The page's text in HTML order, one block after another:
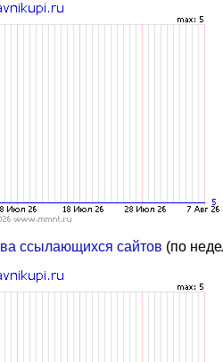
ссылающихся сайтов (по